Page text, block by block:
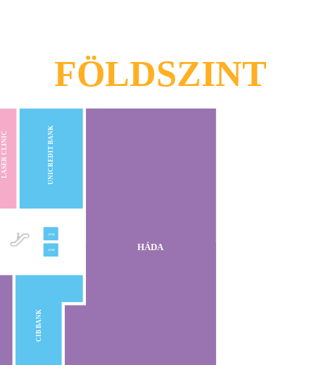
FÖLDSZINT
HÁDA
CIB BANK
LASER CLINIC UNICREDIT BANK
ATM
ATM